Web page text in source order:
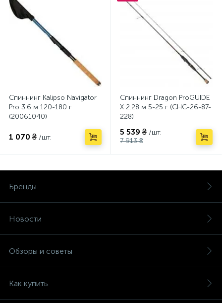
Спиннинг Kalipso Navigator
Pro 3.6 м 120-180 г
(20061040)
1 070 ₴ /шт.
Спиннинг Dragon ProGUIDE
X 2.28 м 5-25 г (CHC-26-87-
228)
5 539 ₴ /шт.
7 913 ₴
Бренды
Новости
Обзоры и советы
Как купить